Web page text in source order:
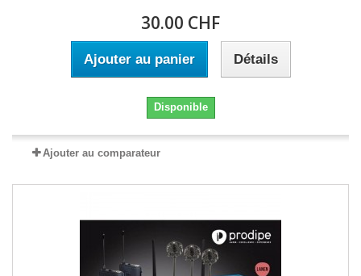
30.00 CHF
Ajouter au panier Détails
Disponible
Ajouter au comparateur